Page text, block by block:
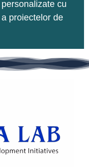
cu
proiectelor de